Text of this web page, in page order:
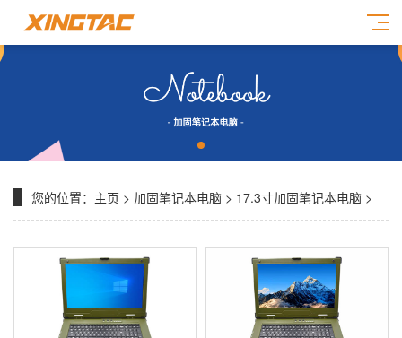
您的位置： 主页 > 加固笔记本电脑 > 17.3寸加固笔记本电脑 >